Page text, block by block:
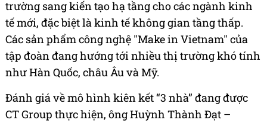
trường sang kiến tạo hạ tầng cho các ngành kinh
tế mới, đặc biệt là kinh tế không gian tầng thấp.
Các sản phẩm công nghệ "Make in Vietnam" của
tập đoàn đang hướng tới nhiều thị trường khó tính
như Hàn Quốc, châu Âu và Mỹ.
Đánh giá về mô hình kiên kết “3 nhà” đang được
CT Group thực hiện, ông Huỳnh Thành Đạt –